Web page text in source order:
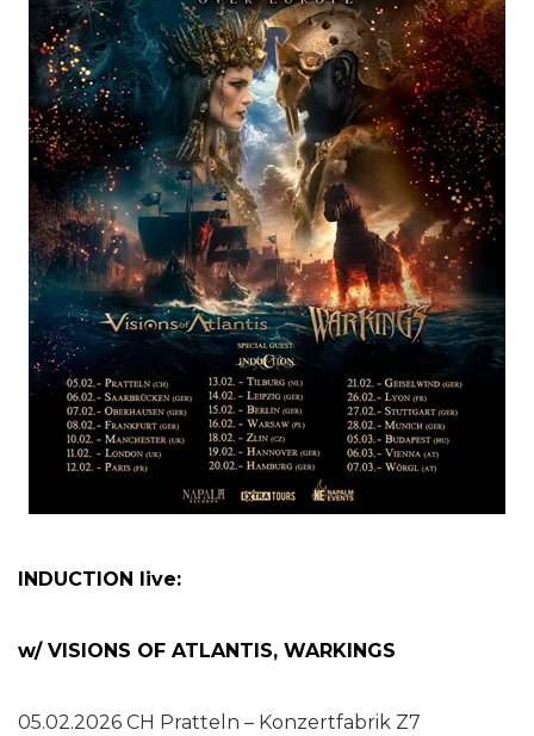
INDUCTION live:
w/ VISIONS OF ATLANTIS, WARKINGS
05.02.2026 CH Pratteln – Konzertfabrik Z7